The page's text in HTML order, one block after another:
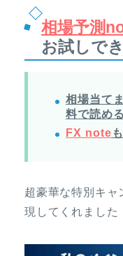
相場予測
お試しで
相場当て
料で読める
FX note
超豪華な特別キャ
現してくれました